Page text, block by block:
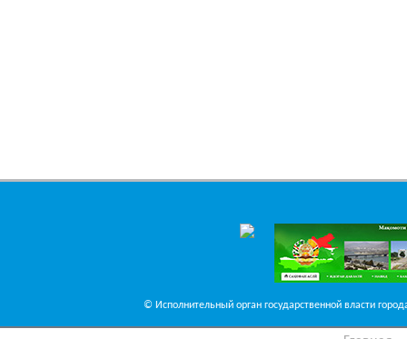
© Исполнительный орган государственной власти